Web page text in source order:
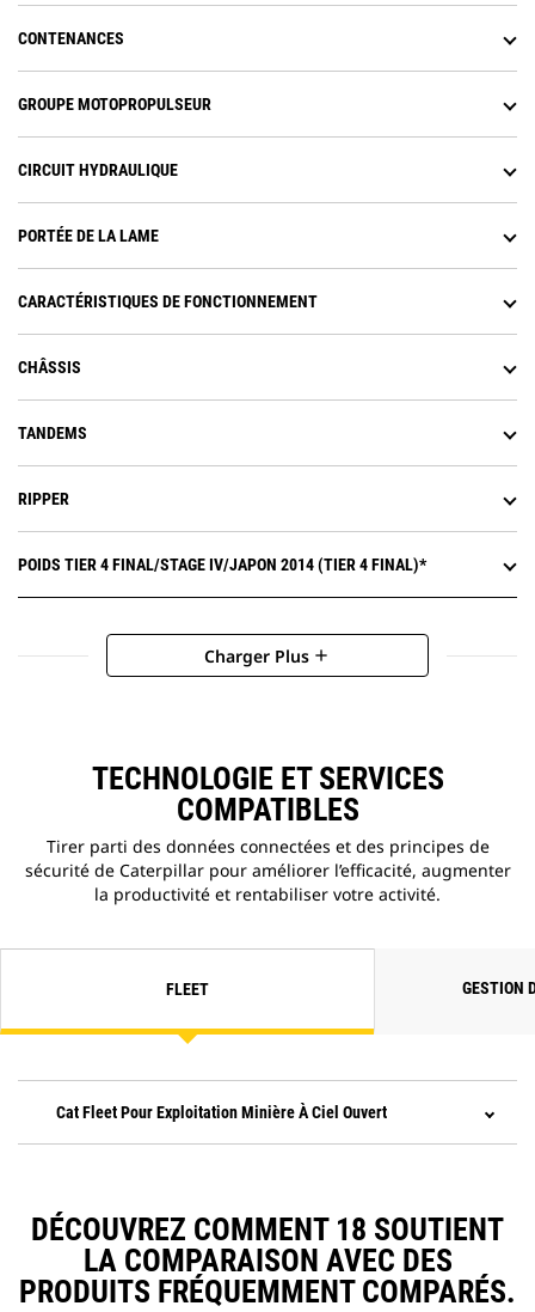
réduire le nombre d'interventions
système de surveillance du seuil
endommagés lorsque les niveaux
la cabine et les codes de
CONTENANCES
GROUPE MOTOPROPULSEUR
CIRCUIT HYDRAULIQUE
PORTÉE DE LA LAME
CARACTÉRISTIQUES DE FONCTIONNEMENT
CHÂSSIS
TANDEMS
RIPPER
POIDS TIER 4 FINAL/STAGE IV/JAPON 2014 (TIER 4 FINAL)*
Charger Plus add
TECHNOLOGIE ET SERVICES
COMPATIBLES
Tirer parti des données connectées et des principes de
sécurité de Caterpillar pour améliorer l’efficacité, augmenter
la productivité et rentabiliser votre activité.
FLEET GESTION
Cat Fleet Pour Exploitation Minière À Ciel Ouvert
DÉCOUVREZ COMMENT 18 SOUTIENT
LA COMPARAISON AVEC DES
PRODUITS FRÉQUEMMENT COMPARÉS.